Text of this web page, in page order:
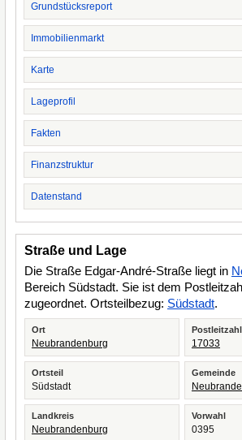
Grundstücksreport
Immobilienmarkt
Karte
Lageprofil
Fakten
Finanzstruktur
Datenstand
Straße und Lage
Die Straße Edgar-André-Straße liegt in
Bereich Südstadt. Sie ist dem
zugeordnet. Ortsteilbezug: Südstadt.
Ort
Neubrandenburg
Postleitzahl
17033
Ortsteil
Südstadt
Gemeinde
Landkreis
Neubrandenburg
Vorwahl
0395